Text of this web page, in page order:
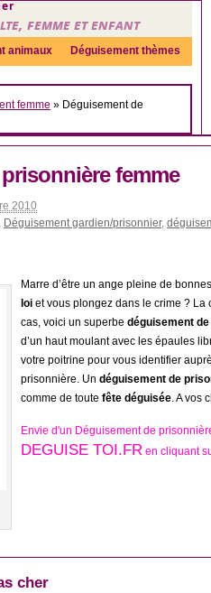
femme et enfant
animaux Déguisement thèmes
par genre Idées
femme » Déguisement de
femme
2010
, Déguisement gardien/prisonnier,
Marre d’être un ange pleine de
loi et vous plongez dans le crime ? La
cas, voici un superbe déguisement
d’un haut moulant avec les épaules
votre poitrine pour vous identifier
prisonnière. Un déguisement de
comme de toute fête déguisée. A vos
Envie d'un Déguisement de
DEGUISE TOI.FR en cliquant
cher